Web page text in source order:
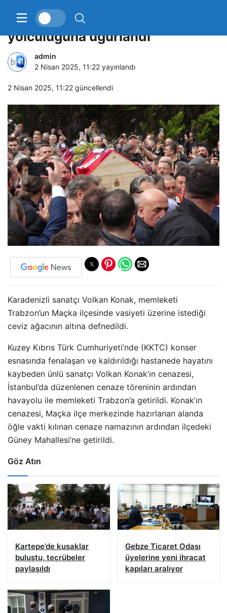
Sanatçı Volkan Konak son
yolculuğuna uğurlandı
admin
2 Nisan 2025, 11:22 yayınlandı
2 Nisan 2025, 11:22 güncellendi
Karadenizli sanatçı Volkan Konak, memleketi
Trabzon’un Maçka ilçesinde vasiyeti üzerine istediği
ceviz ağacının altına defnedildi.
Kuzey Kıbrıs Türk Cumhuriyeti’nde (KKTC) konser
esnasında fenalaşan ve kaldırıldığı hastanede hayatını
kaybeden ünlü sanatçı Volkan Konak’ın cenazesi,
İstanbul’da düzenlenen cenaze töreninin ardından
havayolu ile memleketi Trabzon’a getirildi. Konak’ın
cenazesi, Maçka ilçe merkezinde hazırlanan alanda
öğle vakti kılınan cenaze namazının ardından ilçedeki
Güney Mahallesi’ne getirildi.
Göz Atın
Kartepe’de kuşaklar
buluştu, tecrübeler
paylaşıldı
Gebze Ticaret Odası
üyelerine yeni ihracat
kapıları aralıyor